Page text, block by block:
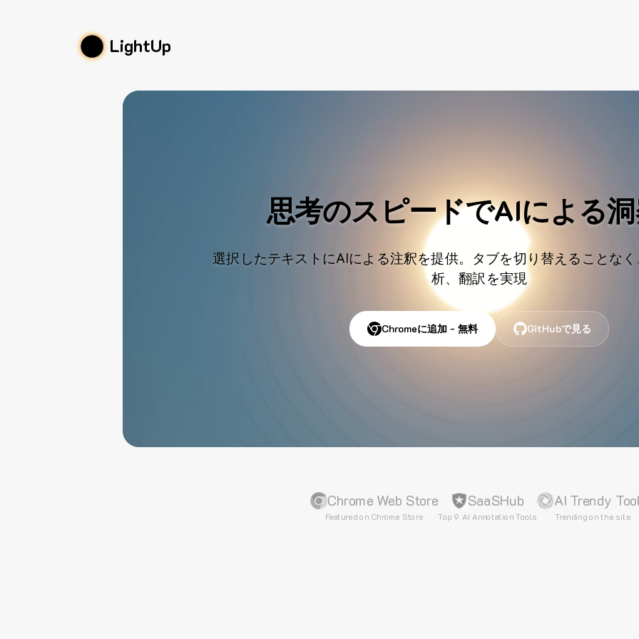
LightUp
思考のスピードでAIによる
選択したテキストにAIによる注釈を提供。タブを切り替えることな
析、翻訳を実現
Chromeに追加 - 無料 GitHubで見る
Chrome Web Store
Featured on Chrome Store
SaaSHub
Top 9 AI Annotation Tools
AI Trendy
Trending on the site